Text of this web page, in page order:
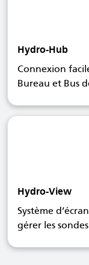
Hydro-Hub
Connexion
Bureau et Bus
Hydro-View
Système
gérer les